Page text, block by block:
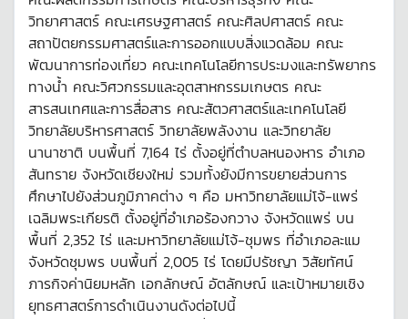
วิทยาศาสตร์ คณะเศรษฐศาสตร์ คณะศิลปศาสตร์ คณะ
สถาปัตยกรรมศาสตร์และการออกแบบสิ่งแวดล้อม คณะ
พัฒนาการท่องเที่ยว คณะเทคโนโลยีการประมงและทรัพยากร
ทางน้ำ คณะวิศวกรรมและอุตสาหกรรมเกษตร คณะ
สารสนเทศและการสื่อสาร คณะสัตวศาสตร์และเทคโนโลยี
วิทยาลัยบริหารศาสตร์ วิทยาลัยพลังงาน และวิทยาลัย
นานาชาติ บนพื้นที่ 7,164 ไร่ ตั้งอยู่ที่ตำบลหนองหาร อำเภอ
สันทราย จังหวัดเชียงใหม่ รวมทั้งยังมีการขยายส่วนการ
ศึกษาไปยังส่วนภูมิภาคต่าง ๆ คือ มหาวิทยาลัยแม่โจ้-แพร่
เฉลิมพระเกียรติ ตั้งอยู่ที่อำเภอร้องกวาง จังหวัดแพร่ บน
พื้นที่ 2,352 ไร่ และมหาวิทยาลัยแม่โจ้-ชุมพร ที่อำเภอละแม
จังหวัดชุมพร บนพื้นที่ 2,005 ไร่ โดยมีปรัชญา วิสัยทัศน์
ภารกิจค่านิยมหลัก เอกลักษณ์ อัตลักษณ์ และเป้าหมายเชิง
ยุทธศาสตร์การดำเนินงานดังต่อไปนี้